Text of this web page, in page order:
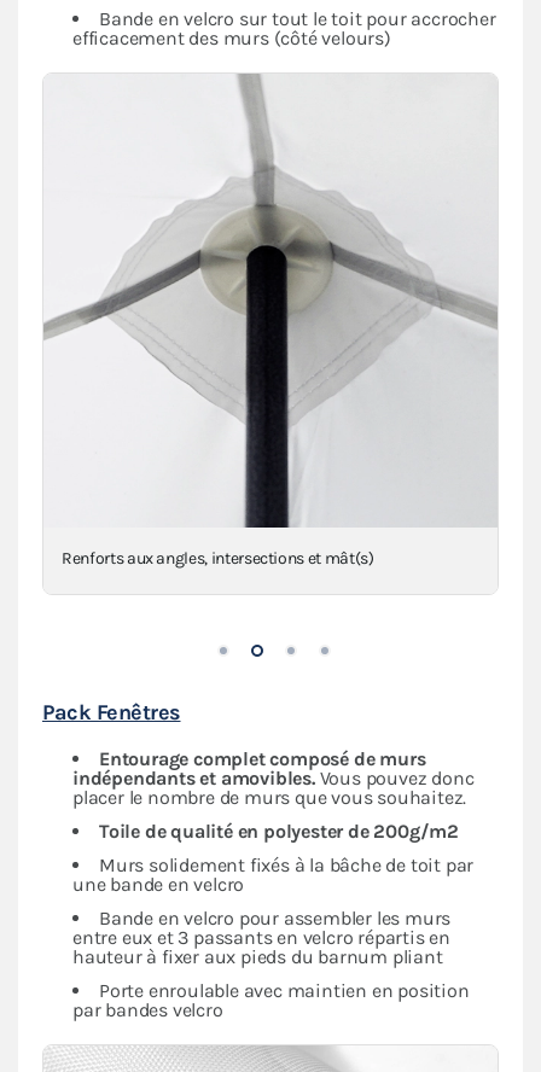
Bande en velcro sur tout le toit pour accrocher
efficacement des murs (côté velours)
Anneaux de haubanage en inox sur sangles
Pack Fenêtres
Entourage complet composé de murs
indépendants et amovibles. Vous pouvez donc
placer le nombre de murs que vous souhaitez.
Toile de qualité en polyester de 200g/m2
Murs solidement fixés à la bâche de toit par
une bande en velcro
Bande en velcro pour assembler les murs
entre eux et 3 passants en velcro répartis en
hauteur à fixer aux pieds du barnum pliant
Porte enroulable avec maintien en position
par bandes velcro